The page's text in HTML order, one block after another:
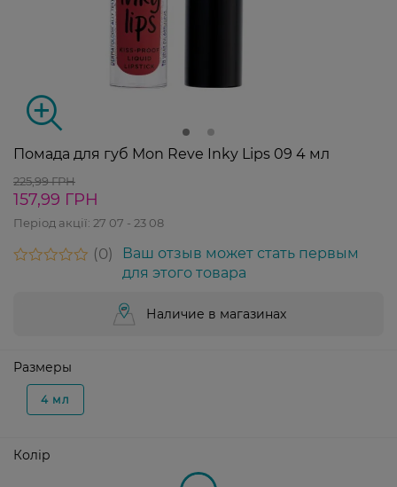
Помада для губ Mon Reve Inky Lips 09 4 мл
225,99 ГРН
157,99 ГРН
Період акції: 27 07 - 23 08
0
Ваш отзыв может стать первым
для этого товара
Наличие в магазинах
Размеры
4 мл
Колір